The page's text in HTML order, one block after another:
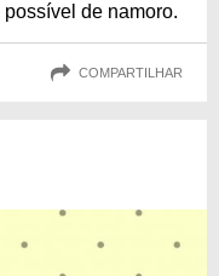
de namoro.
COMPARTILHAR